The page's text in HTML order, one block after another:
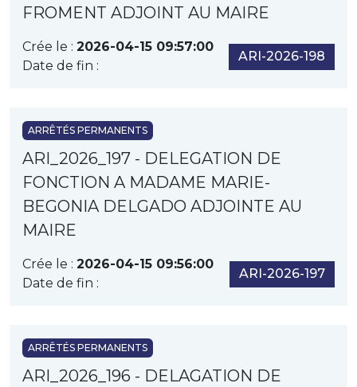
FROMENT ADJOINT AU MAIRE
Crée le : 2026-04-15 09:57:00
Date de fin :
ARI-2026-198
ARRÊTÉS PERMANENTS
ARI_2026_197 - DELEGATION DE
FONCTION A MADAME MARIE-
BEGONIA DELGADO ADJOINTE AU
MAIRE
Crée le : 2026-04-15 09:56:00
Date de fin :
ARI-2026-197
ARRÊTÉS PERMANENTS
ARI_2026_196 - DELAGATION DE